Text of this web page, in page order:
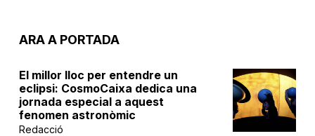
ARA A PORTADA
El millor lloc per entendre un
eclipsi: CosmoCaixa dedica una
jornada especial a aquest
fenomen astronòmic
Redacció